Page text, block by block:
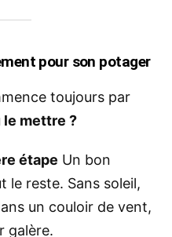
pour son potager
toujours par
le mettre ?
étape Un bon
le reste. Sans soleil,
un couloir de vent,
galère.